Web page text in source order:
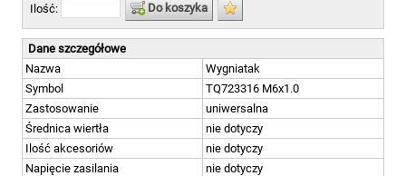
Ilość: Do koszyka
Dane szczegółowe
Nazwa
Wygniatak
Symbol
TQ723316 M6x1.0
Zastosowanie
uniwersalna
Średnica wiertła
nie dotyczy
Ilość akcesoriów
nie dotyczy
Napięcie zasilania
nie dotyczy